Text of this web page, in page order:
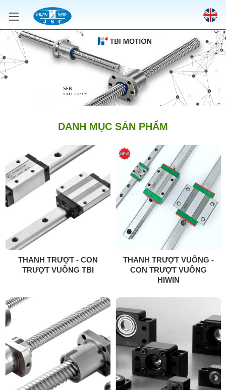
DANH MỤC SẢN PHẨM
THANH TRƯỢT - CON
TRƯỢT VUÔNG TBI
THANH TRƯỢT VUÔNG -
CON TRƯỢT VUÔNG
HIWIN